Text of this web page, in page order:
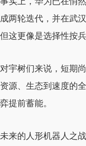
成两轮迭代，并在武
但这更像是选择性按
对宇树们来说，短期
资源、生态到速度的
弈提前蓄能。
未来的人形机器人之